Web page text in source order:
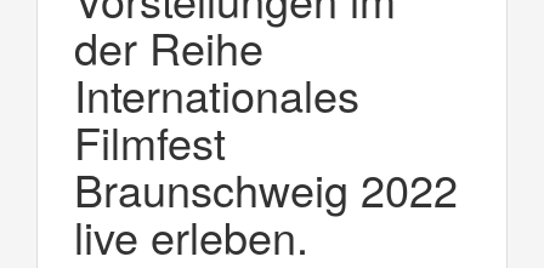
der Reihe
Internationales
Filmfest
Braunschweig 2022
live erleben.